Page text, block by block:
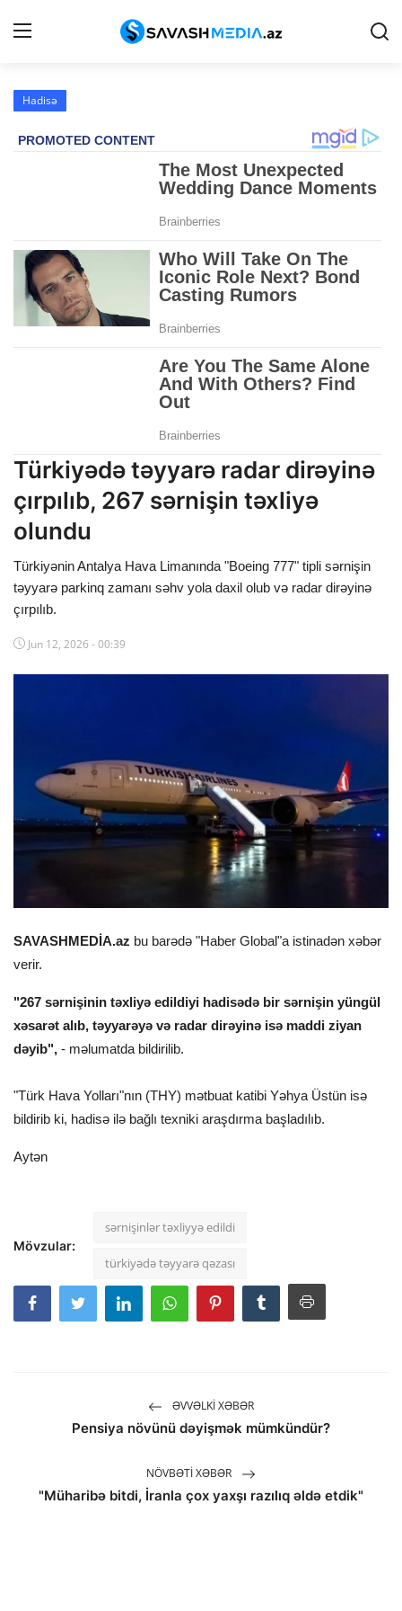
Haqqımızda
Gündəm
Siyasət
Cəmiyyət
İdman
Mövqe
Hadisə
Türkiyədə təyyarə radar dirəyinə
çırpılıb, 267 sərnişin təxliyə
olundu
Türkiyənin Antalya Hava Limanında "Boeing 777" tipli sərnişin
təyyarə parkinq zamanı səhv yola daxil olub və radar dirəyinə
çırpılıb.
Jun 12, 2026 - 00:39
SAVASHMEDİA.az bu barədə "Haber Global"a istinadən xəbər
verir.
"267 sərnişinin təxliyə edildiyi hadisədə bir sərnişin yüngül
xəsarət alıb, təyyarəyə və radar dirəyinə isə maddi ziyan
dəyib", - məlumatda bildirilib.
"Türk Hava Yolları"nın (THY) mətbuat katibi Yəhya Üstün isə
bildirib ki, hadisə ilə bağlı texniki araşdırma başladılıb.
Aytən
Mövzular:
sərnişinlər təxliyyə edildi
türkiyədə təyyarə qəzası
ƏVVƏLKI XƏBƏR
Pensiya növünü dəyişmək mümkündür?
NÖVBƏTI XƏBƏR
"Müharibə bitdi, İranla çox yaxşı razılıq əldə etdik"